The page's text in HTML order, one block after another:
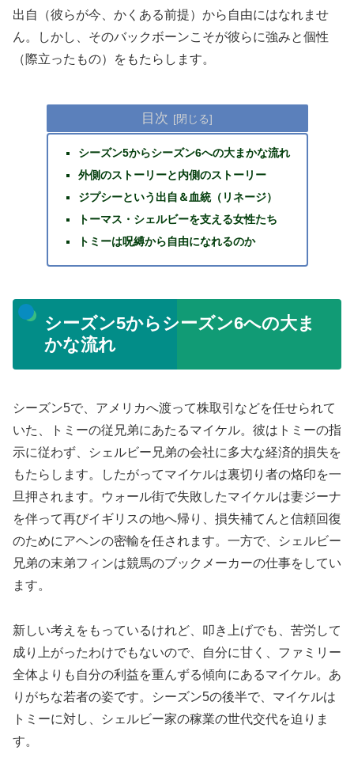
出自（彼らが今、かくある前提）から自由にはなれませ
ん。しかし、そのバックボーンこそが彼らに強みと個性
（際立ったもの）をもたらします。
目次
シーズン5からシーズン6への大まかな流れ
外側のストーリーと内側のストーリー
ジプシーという出自＆血統（リネージ）
トーマス・シェルビーを支える女性たち
トミーは呪縛から自由になれるのか
シーズン5からシーズン6への大ま
かな流れ
シーズン5で、アメリカへ渡って株取引などを任せられて
いた、トミーの従兄弟にあたるマイケル。彼はトミーの指
示に従わず、シェルビー兄弟の会社に多大な経済的損失を
もたらします。したがってマイケルは裏切り者の烙印を一
旦押されます。ウォール街で失敗したマイケルは妻ジーナ
を伴って再びイギリスの地へ帰り、損失補てんと信頼回復
のためにアヘンの密輸を任されます。一方で、シェルビー
兄弟の末弟フィンは競馬のブックメーカーの仕事をしてい
ます。
新しい考えをもっているけれど、叩き上げでも、苦労して
成り上がったわけでもないので、自分に甘く、ファミリー
全体よりも自分の利益を重んずる傾向にあるマイケル。あ
りがちな若者の姿です。シーズン5の後半で、マイケルは
トミーに対し、シェルビー家の稼業の世代交代を迫りま
す。